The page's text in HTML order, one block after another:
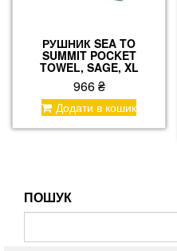
РУШНИК SEA TO
SUMMIT POCKET
TOWEL, SAGE, XL
966₴
Додати в кошик
ПОШУК